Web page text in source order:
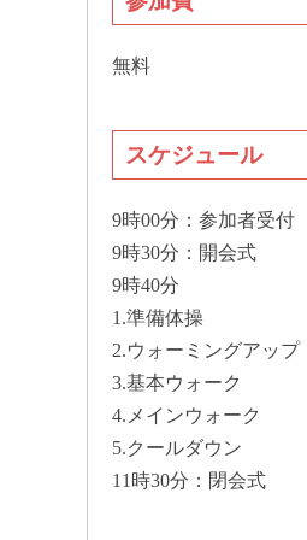
無料
スケジュール
9時00分：参加者受付
9時30分：開会式
9時40分
1.準備体操
2.ウォーミングアップ
3.基本ウォーク
4.メインウォーク
5.クールダウン
11時30分：閉会式